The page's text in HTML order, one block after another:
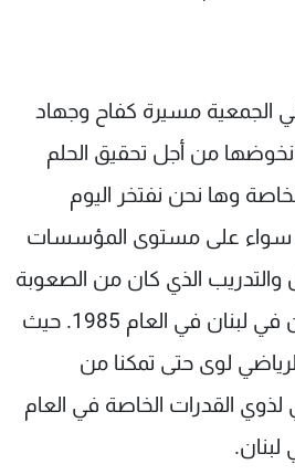
الجمعية مسيرة ‏كفاح وجهاد
نخوضها من أجل تحقيق الحلم
وها نحن نفتخر اليوم
سواء على مستوى المؤسسات
والتدريب الذي كان من الصعوبة
جدا التحرك في أي مكان في لبنان في العام 1985. حيث
لوى حتى تمكنا من
لذوي القدرات الخاصة في العام